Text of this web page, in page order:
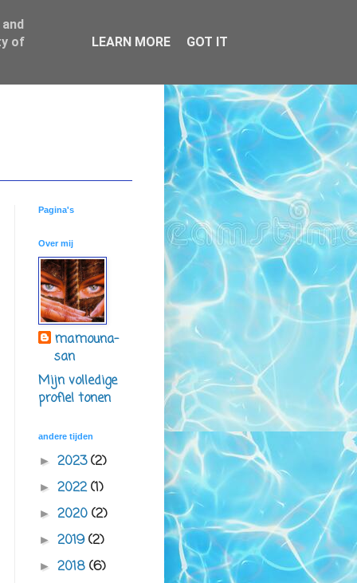
Pagina's
Over mij
mamouna-
san
Mijn volledige
profiel tonen
andere tijden
► 2023(2)
► 2022(1)
► 2020 (2)
► 2019(2)
► 2018 (6)
of
LEARN MORE GOT IT